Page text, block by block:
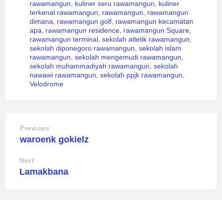
rawamangun, kuliner seru rawamangun, kuliner
terkenal rawamangun, rawamangun, rawamangun
dimana, rawamangun golf, rawamangun kecamatan
apa, rawamangun residence, rawamangun Square,
rawamangun terminal, sekolah atletik rawamangun,
sekolah diponegoro rawamangun, sekolah islam
rawamangun, sekolah mengemudi rawamangun,
sekolah muhammadiyah rawamangun, sekolah
nawawi rawamangun, sekolah ppjk rawamangun,
Velodrome
Previous
waroenk gokielz
Next
Lamakbana